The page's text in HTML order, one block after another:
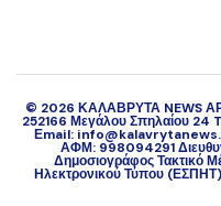
© 2026 ΚΑΛΑΒΡΥΤΑ NEWS
252166 Μεγάλου Σπηλαίου 24
Εmail:
ΑΦΜ: 998094291
Δημοσιογράφος Τακτικό
Ηλεκτρονικού Τύπου